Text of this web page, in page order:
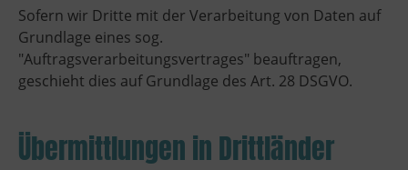
Sofern wir Dritte mit der Verarbeitung von Daten auf
Grundlage eines sog.
"Auftragsverarbeitungsvertrages" beauftragen,
geschieht dies auf Grundlage des Art. 28 DSGVO.
Übermittlungen in Drittländer